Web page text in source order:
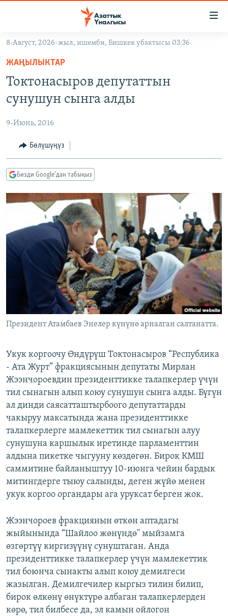
Навигацияга
өтүңүз
Издөөгө
салыңыз
ЭКОНОМИКА
МАДАНИЯТ
БОРБОР АЗИЯ
УКРАИНА
АТАЙЫН ИЛИКТӨӨ
ТВ ПРОГРАММАЛАР
ЭКСПЕРТТЕР ТАЛДАЙТ
БИЗ ЖАНА ДҮЙНӨ
ДАНИСТЕ
ЭЖЕ-СИҢДИЛЕР
АЗАТТЫК+
ЫҢГАЙСЫЗ СУРООЛОР
ӨЗГӨЧӨ ПИКИР
Русский
ОНЛАЙН ШЕРИНЕ
ЭЕ/АРнун бардык сайттары
8-Август, 2026-жыл, ишемби, Бишкек убактысы 03:36
ЖАҢЫЛЫКТАР
Токтонасыров депутаттын
сунушун сынга алды
9-Июнь, 2016
Бөлүшүңүз
Бизди Google'дан табыңыз
Президент Атамбаев Энелер күнүнө арналган салтанатта.
Укук коргоочу Өндүрүш Токтонасыров “Республика
- Ата Журт” фракциясынын депутаты Мирлан
Жээнчороевдин президенттикке талапкерлер үчүн
тил сынагын алып коюу сунушун сынга алды. Бүгүн
ал динди саясатташтырбоого депутаттарды
чакыруу максатында жана президенттикке
талапкерлерге мамлекеттик тил сынагын алуу
сунушуна каршылык иретинде парламенттин
алдына пикетке чыгууну көздөгөн. Бирок КМШ
саммитине байланыштуу 10-июнга чейин бардык
митингдерге тыюу салынды, деген жүйө менен
укук коргоо органдары ага уруксат берген жок.
Жээнчороев фракциянын өткөн аптадагы
жыйынында “Шайлоо жөнүндө" мыйзамга
өзгөртүү киргизүүнү сунуштаган. Анда
президенттикке талапкерлер үчүн мамлекеттик
тил боюнча сынакты алып коюу демилгеси
жазылган. Демилгечилер кыргыз тилин билип,
бирок өлкөнү өнүктүрө албаган талапкерлерден
көрө, тил билбесе да, эл камын ойлогон